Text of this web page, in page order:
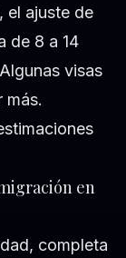
el ajuste de
de 8 a 14
visas
más.
en
completa